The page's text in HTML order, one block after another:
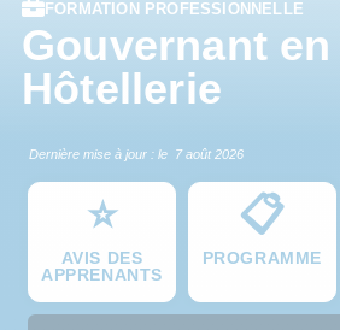
FORMATION PROFESSIONNELLE
Gouvernant en
Hôtellerie
Dernière mise à jour : le 7 août 2026
⭐
AVIS DES
APPRENANTS
📋
PROGRAMME